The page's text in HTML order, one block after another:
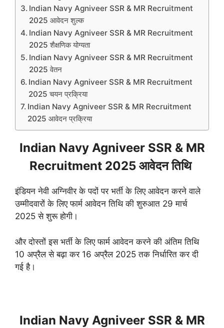
Indian Navy Agniveer SSR & MR Recruitment
2025 आवेदन शुल्क
Indian Navy Agniveer SSR & MR Recruitment
2025 शैक्षणिक योग्यता
Indian Navy Agniveer SSR & MR Recruitment
2025 वेतन
Indian Navy Agniveer SSR & MR Recruitment
2025 चयन प्रक्रिया
Indian Navy Agniveer SSR & MR Recruitment
2025 आवेदन प्रक्रिया
Indian Navy Agniveer SSR & MR
Recruitment 2025 आवेदन तिथि
इंडियन नेवी अग्निवीर के पदों पर भर्ती के लिए आवेदन करने वाले
उम्मीदवारों के लिए फार्म आवेदन तिथि की शुरुआत 29 मार्च
2025 से शुरू होगी।
और दोस्तों इस भर्ती के लिए फार्म आवेदन करने की अंतिम तिथि
10 अप्रैल से बढ़ा कर 16 अप्रैल 2025 तक निर्धारित कर दी
गई है।
Indian Navy Agniveer SSR & MR